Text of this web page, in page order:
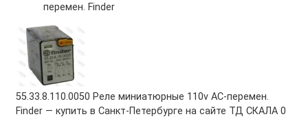
перемен. Finder
55.33.8.110.0050 Реле миниатюрные 110v AC-перемен.
Finder — купить в Санкт-Петербурге на сайте ТД СКАЛА 0